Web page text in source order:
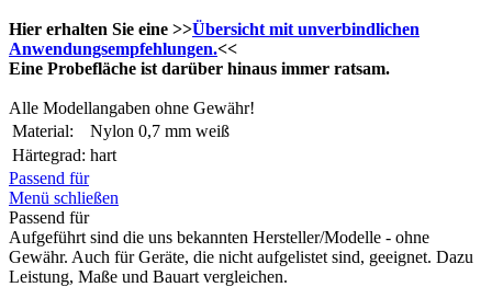
Hier erhalten Sie eine >>Übersicht mit unverbindlichen
Anwendungsempfehlungen.<<
Eine Probefläche ist darüber hinaus immer ratsam.
Alle Modellangaben ohne Gewähr!
Material:
Nylon 0,7 mm weiß
Härtegrad: hart
Passend für
Menü schließen
Passend für
Aufgeführt sind die uns bekannten Hersteller/Modelle - ohne
Gewähr. Auch für Geräte, die nicht aufgelistet sind, geeignet. Dazu
Leistung, Maße und Bauart vergleichen.